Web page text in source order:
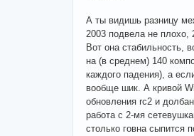
А ты видишь разницу
2003 подвела не плохо,
Вот она стабильность,
на (в среднем) 140
каждого падения), а
вообще шик. А кривой
обновления rc2 и
работа с 2-мя
столько говна сыпится